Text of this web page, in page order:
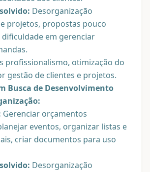
Desorganização
projetos, propostas pouco
em gerenciar
profissionalismo, otimização do
gestão de clientes e projetos.
Busca de Desenvolvimento
Gerenciar orçamentos
eventos, organizar listas e
criar documentos para uso
Desorganização